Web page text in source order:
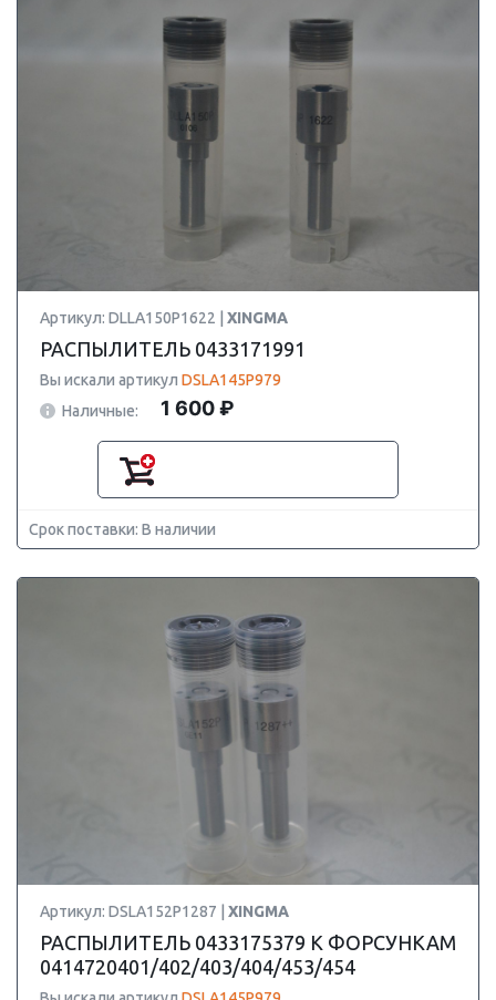
Артикул: DLLA150P1622 | XINGMA
РАСПЫЛИТЕЛЬ 0433171991
Вы искали артикул DSLA145P979
Наличные:
1 600 ₽
Срок поставки: В наличии
Артикул: DSLA152P1287 | XINGMA
РАСПЫЛИТЕЛЬ 0433175379 К ФОРСУНКАМ
0414720401/402/403/404/453/454